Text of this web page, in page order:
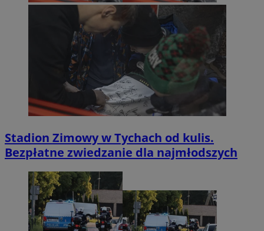
Stadion Zimowy w Tychach od kulis.
Bezpłatne zwiedzanie dla najmłodszych